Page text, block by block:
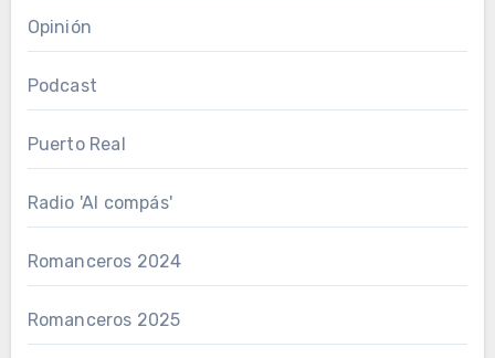
Opinión
Podcast
Puerto Real
Radio 'Al compás'
Romanceros 2024
Romanceros 2025